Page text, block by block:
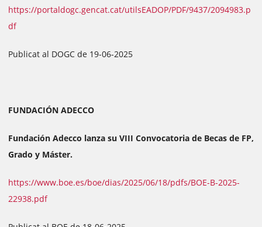
https://portaldogc.gencat.cat/utilsEADOP/PDF/9437/2094983.p
df
Publicat al DOGC de 19-06-2025
FUNDACIÓN ADECCO
Fundación Adecco lanza su VIII Convocatoria de Becas de FP,
Grado y Máster.
https://www.boe.es/boe/dias/2025/06/18/pdfs/BOE-B-2025-
22938.pdf